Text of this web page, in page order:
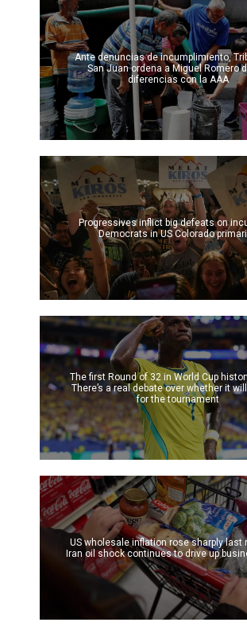
Ante denuncias de incumplimiento,
San Juan ordena a Miguel Romero
diferencias con la AAA
Progressives inflict big defeats on
Democrats in US Colorado
The first Round of 32 in World Cup
There’s a real debate over whether it
for the tournament
US wholesale inflation rose sharply last
Iran oil shock continues to drive up